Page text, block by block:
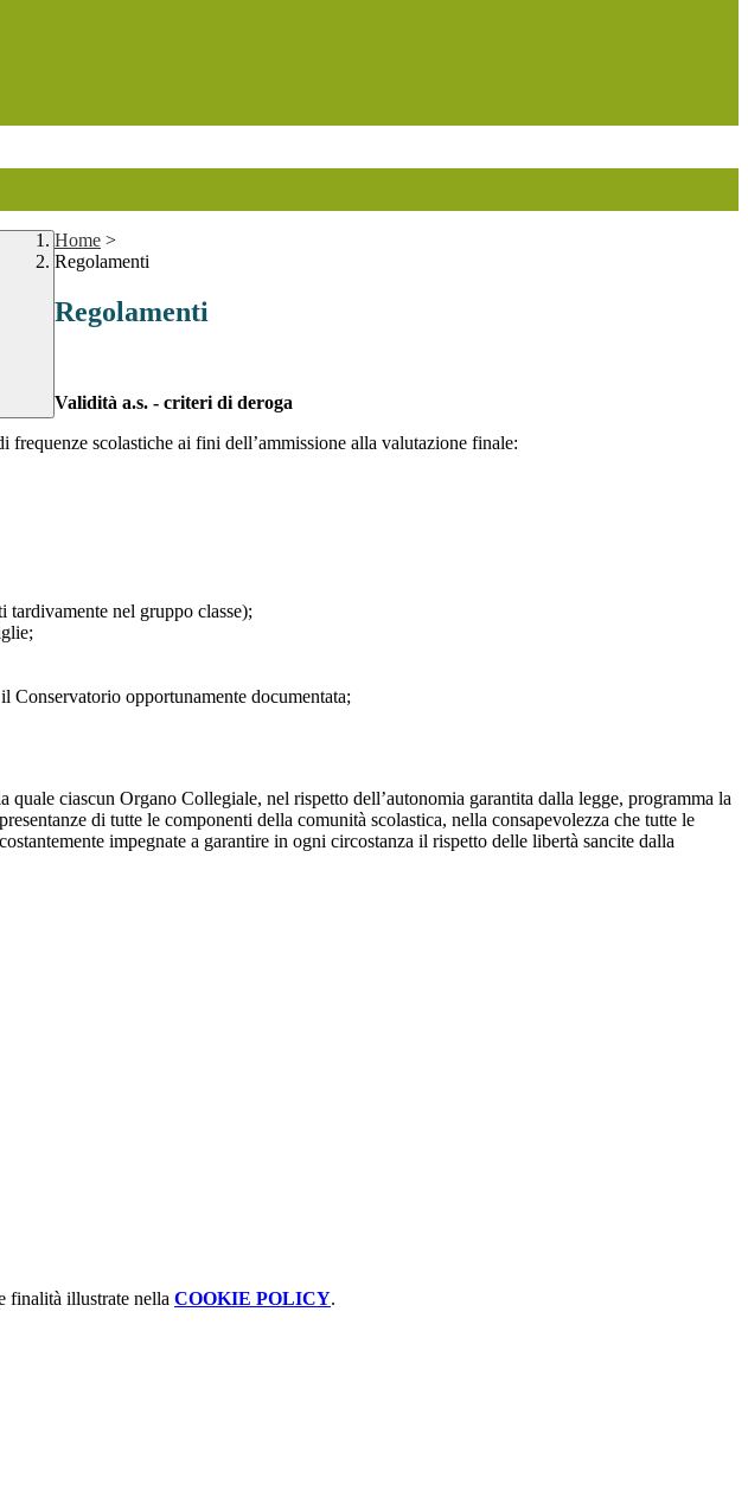
Home >
Regolamenti
Regolamenti
Validità a.s. - criteri di deroga
scolastiche ai fini dell’ammissione alla valutazione finale:
tardivamente nel gruppo classe);
Conservatorio opportunamente documentata;
ciascun Organo Collegiale, nel rispetto dell’autonomia garantita dalla legge, programma la
di tutte le componenti della comunità scolastica, nella consapevolezza che tutte le
impegnate a garantire in ogni circostanza il rispetto delle libertà sancite dalla
finalità illustrate nella COOKIE POLICY.